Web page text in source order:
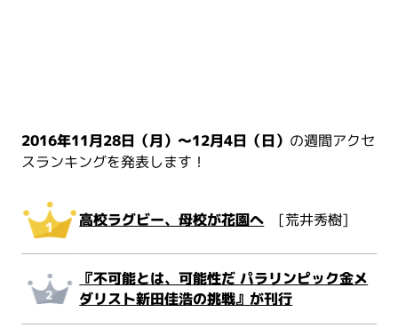
2016年11月28日（月）～12月4日（日） の週間アクセ
スランキングを発表します！
高校ラグビー、母校が花園へ [荒井秀樹]
『不可能とは、可能性だ パラリンピック金メ
ダリスト新田佳浩の挑戦』が刊行